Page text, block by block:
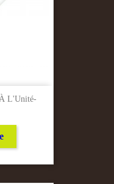
L'Unité-